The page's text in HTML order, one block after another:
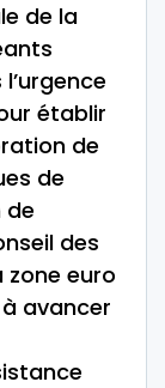
de la
établir
de
de
de
des
zone euro
avancer